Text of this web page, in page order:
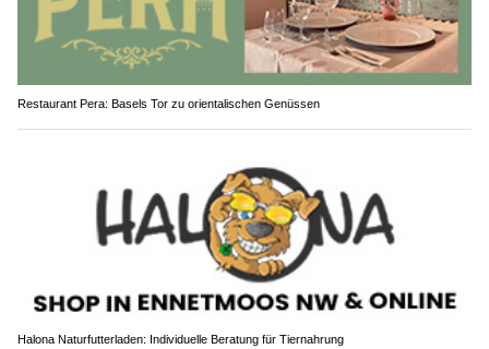
Restaurant Pera: Basels Tor zu orientalischen Genüssen
Halona Naturfutterladen: Individuelle Beratung für Tiernahrung